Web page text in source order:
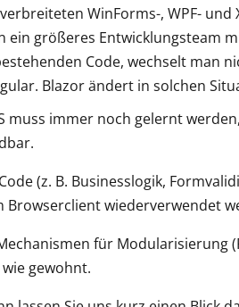
WinForms-, WPF- und
ein größeres Entwicklungsteam
Code, wechselt man
Blazor ändert in solchen
muss immer noch gelernt
(z. B. Businesslogik,
Browserclient wiederverwendet
für Modularisierung
gewohnt.